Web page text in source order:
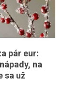
pár eur:
na
sa už